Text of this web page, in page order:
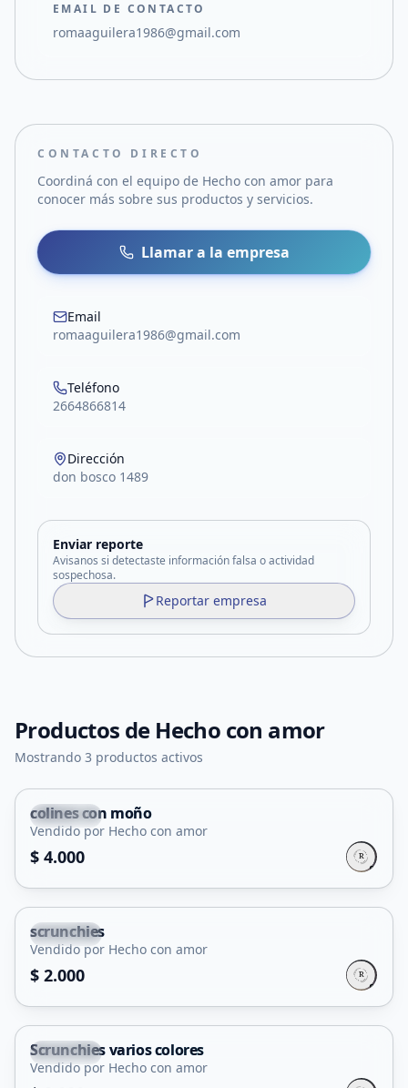
EMAIL DE CONTACTO
romaaguilera1986@gmail.com
CONTACTO DIRECTO
Coordiná con el equipo de Hecho con amor para
conocer más sobre sus productos y servicios.
Llamar a la empresa
Email
romaaguilera1986@gmail.com
Teléfono
2664866814
Dirección
don bosco 1489
Enviar reporte
Avisanos si detectaste información falsa o actividad
sospechosa.
Reportar empresa
Productos de Hecho con amor
Mostrando 3 productos activos
Capital
colines con moño
Vendido por Hecho con amor
$ 4.000
Capital
scrunchies
Vendido por Hecho con amor
$ 2.000
Capital
Scrunchies varios colores
Vendido por Hecho con amor